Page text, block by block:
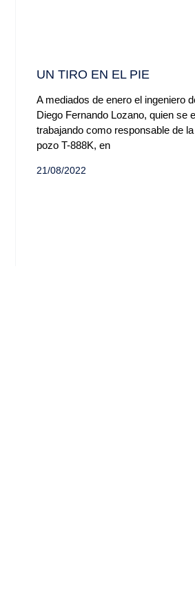
UN TIRO EN EL PIE
A mediados de enero el ingeniero
Diego Fernando Lozano, quien se
trabajando como responsable de
pozo T-888K, en
21/08/2022